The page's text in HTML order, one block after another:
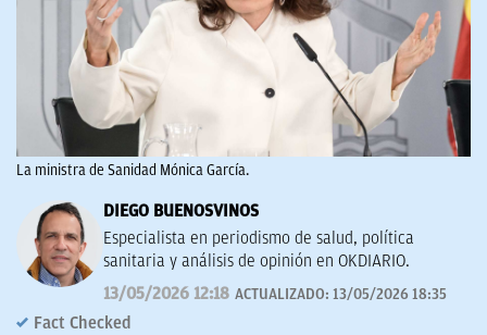
La ministra de Sanidad Mónica García.
DIEGO BUENOSVINOS
Especialista en periodismo de salud, política
sanitaria y análisis de opinión en OKDIARIO.
13/05/2026 12:18 ACTUALIZADO: 13/05/2026 18:35
Fact Checked